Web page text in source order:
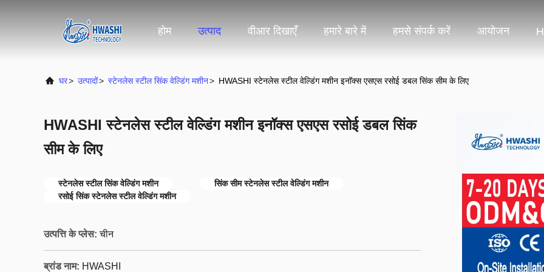
होम उत्पाद वीआर दिखाएँ हमारे बारे में हमसे संपर्क करें आयोजन
घर> उत्पादों> स्टेनलेस स्टील सिंक वेल्डिंग मशीन> HWASHI स्टेनलेस स्टील वेल्डिंग मशीन इनॉक्स एसएस रसोई डबल सिंक सीम के लिए
HWASHI स्टेनलेस स्टील वेल्डिंग मशीन इनॉक्स एसएस रसोई डबल सिंक
सीम के लिए
स्टेनलेस स्टील सिंक वेल्डिंग मशीन
सिंक सीम स्टेनलेस स्टील वेल्डिंग मशीन
रसोई सिंक स्टेनलेस स्टील वेल्डिंग मशीन
उत्पत्ति के प्लेस: चीन
ब्रांड नाम: HWASHI